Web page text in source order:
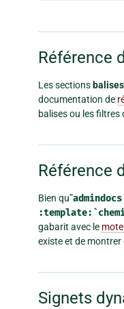
Référence
Les sections balises
documentation de
balises ou les
Référence
Bien qu”admindocs
gabarit avec le
existe et de
Signets